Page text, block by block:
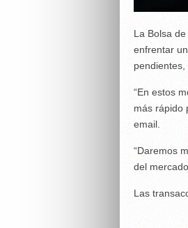
La Bolsa
enfrentar
pendientes,
“En estos
más rápido
email.
“Daremos
del
Las